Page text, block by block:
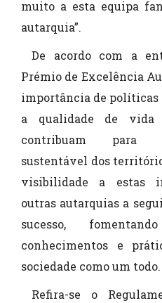
muito a esta equipa
autarquia”.
De acordo com a
Prémio de Excelência
importância de políticas
a qualidade de vida
contribuam para
sustentável dos
visibilidade a estas
outras autarquias a
sucesso,
conhecimentos e
sociedade como um todo.
Refira-se o